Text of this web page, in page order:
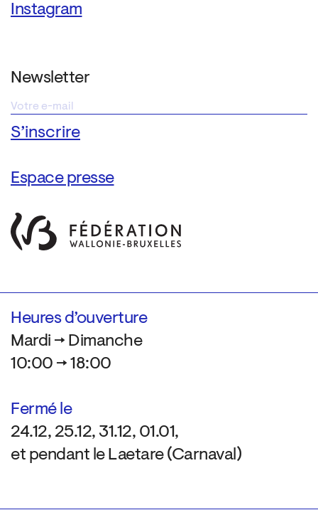
Instagram
Newsletter
Espace presse
Heures d’ouverture
Mardi → Dimanche
10:00 → 18:00
Fermé le
24.12, 25.12, 31.12, 01.01,
et pendant le Laetare (Carnaval)